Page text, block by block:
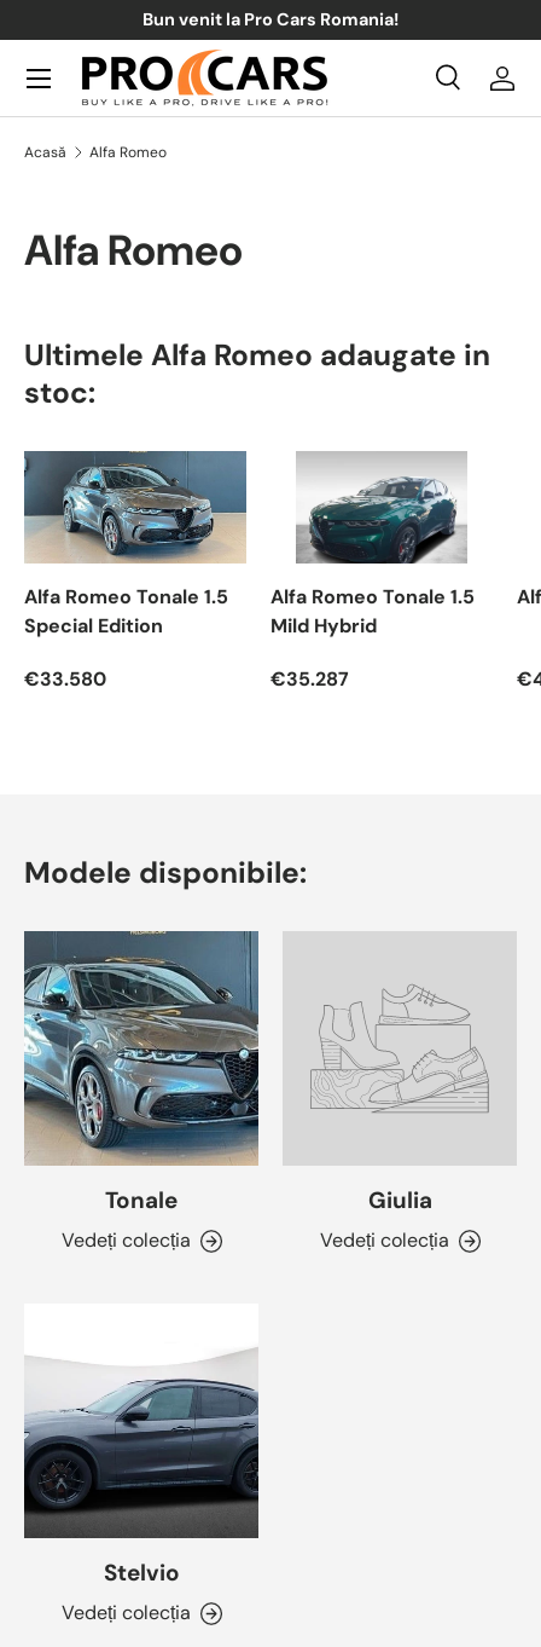
Sari la conținut
Bun venit la Pro Cars Romania!
Căutare
Căutare
Meniul
Acasă Alfa Romeo
Alfa Romeo
Ultimele Alfa Romeo adaugate in
stoc:
Alfa Romeo Tonale 1.5
Special Edition
€33.580
Alfa Romeo Tonale 1.5
Mild Hybrid
€35.287
Modele disponibile:
Tonale
Vedeți colecția
Giulia
Vedeți colecția
Stelvio
Vedeți colecția